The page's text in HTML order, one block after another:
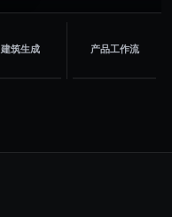
建筑生成 产品工作流